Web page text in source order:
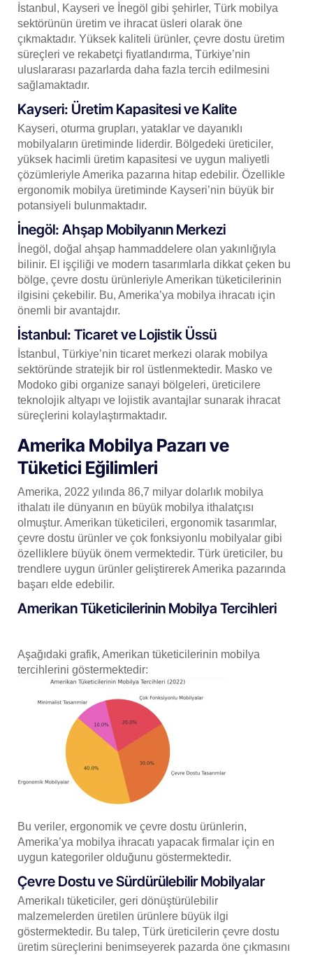
İstanbul, Kayseri ve İnegöl gibi şehirler, Türk mobilya
sektörünün üretim ve ihracat üsleri olarak öne
çıkmaktadır. Yüksek kaliteli ürünler, çevre dostu üretim
süreçleri ve rekabetçi fiyatlandırma, Türkiye’nin
uluslararası pazarlarda daha fazla tercih edilmesini
sağlamaktadır.
Kayseri: Üretim Kapasitesi ve Kalite
Kayseri, oturma grupları, yataklar ve dayanıklı
mobilyaların üretiminde liderdir. Bölgedeki üreticiler,
yüksek hacimli üretim kapasitesi ve uygun maliyetli
çözümleriyle Amerika pazarına hitap edebilir. Özellikle
ergonomik mobilya üretiminde Kayseri’nin büyük bir
potansiyeli bulunmaktadır.
İnegöl: Ahşap Mobilyanın Merkezi
İnegöl, doğal ahşap hammaddelere olan yakınlığıyla
bilinir. El işçiliği ve modern tasarımlarla dikkat çeken bu
bölge, çevre dostu ürünleriyle Amerikan tüketicilerinin
ilgisini çekebilir. Bu, Amerika’ya mobilya ihracatı için
önemli bir avantajdır.
İstanbul: Ticaret ve Lojistik Üssü
İstanbul, Türkiye’nin ticaret merkezi olarak mobilya
sektöründe stratejik bir rol üstlenmektedir. Masko ve
Modoko gibi organize sanayi bölgeleri, üreticilere
teknolojik altyapı ve lojistik avantajlar sunarak ihracat
süreçlerini kolaylaştırmaktadır.
Amerika Mobilya Pazarı ve
Tüketici Eğilimleri
Amerika, 2022 yılında 86,7 milyar dolarlık mobilya
ithalatı ile dünyanın en büyük mobilya ithalatçısı
olmuştur. Amerikan tüketicileri, ergonomik tasarımlar,
çevre dostu ürünler ve çok fonksiyonlu mobilyalar gibi
özelliklere büyük önem vermektedir. Türk üreticiler, bu
trendlere uygun ürünler geliştirerek Amerika pazarında
başarı elde edebilir.
Amerikan Tüketicilerinin Mobilya Tercihleri
Aşağıdaki grafik, Amerikan tüketicilerinin mobilya
tercihlerini göstermektedir:
Bu veriler, ergonomik ve çevre dostu ürünlerin,
Amerika’ya mobilya ihracatı yapacak firmalar için en
uygun kategoriler olduğunu göstermektedir.
Çevre Dostu ve Sürdürülebilir Mobilyalar
Amerikalı tüketiciler, geri dönüştürülebilir
malzemelerden üretilen ürünlere büyük ilgi
göstermektedir. Bu talep, Türk üreticilerin çevre dostu
üretim süreçlerini benimseyerek pazarda öne çıkmasını